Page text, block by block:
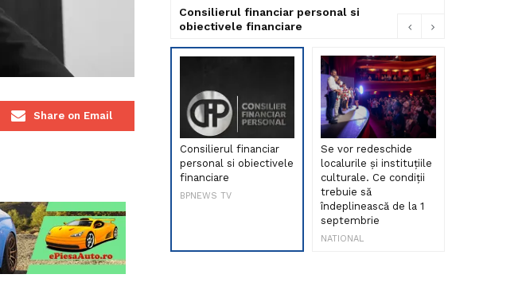
Share on Email
Consilierul financiar personal si
obiectivele financiare
Consilierul financiar
personal si obiectivele
financiare
BPNEWS TV
Se vor redeschide
localurile și instituțiile
culturale. Ce condiții
trebuie să
îndeplinească de la 1
septembrie
NATIONAL